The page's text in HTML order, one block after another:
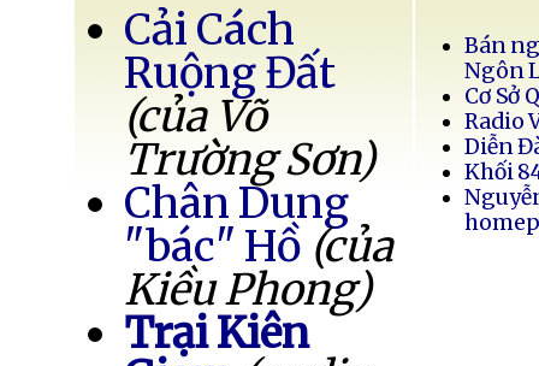
Cải Cách
Ruộng Đất
(của Võ
Trường Sơn)
Chân Dung
"bác" Hồ (của
Kiều Phong)
Trại Kiên
Bán
Ngôn
Cơ Sở
Radio
Diễn
Khối